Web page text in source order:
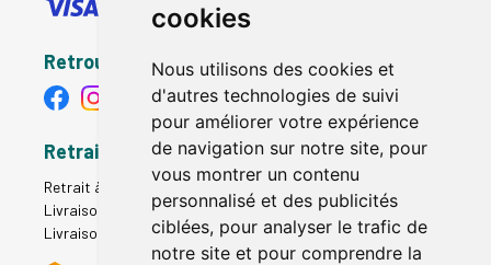
cookies
Nous utilisons des cookies et
d'autres technologies de suivi
pour améliorer votre expérience
de navigation sur notre site, pour
vous montrer un contenu
personnalisé et des publicités
ciblées, pour analyser le trafic de
notre site et pour comprendre la
Retrouvez-nous
Retrait - Livraison
Retrait à la pharmacie - Click & Collect
Livraison en Point Relais
Livraison à domicile